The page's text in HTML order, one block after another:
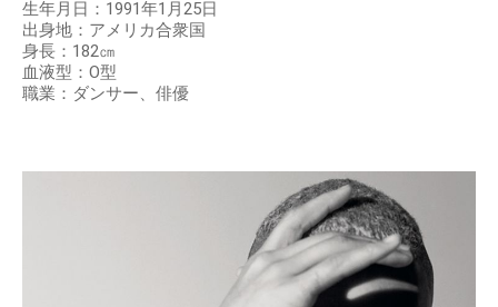
生年月日：1991年1月25日
出身地：アメリカ合衆国
身長：182㎝
血液型：O型
職業：ダンサー、俳優